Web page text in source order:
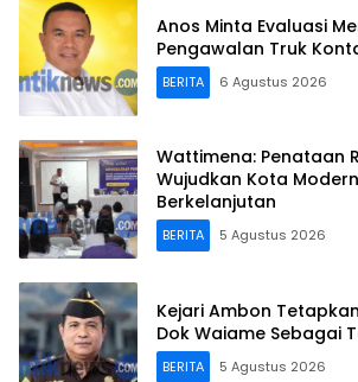
Anos Minta Evaluasi
Pengawalan Truk
BERITA 6 Agustus 2026
Wattimena: Penataan
Wujudkan Kota
Berkelanjutan
BERITA 5 Agustus 2026
Kejari Ambon
Dok Waiame Sebagai
BERITA 5 Agustus 2026